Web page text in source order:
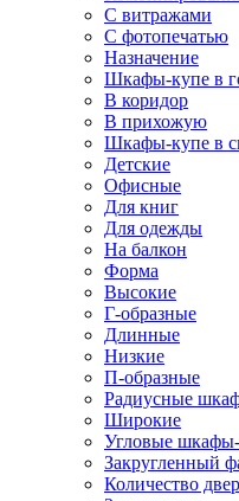
С витражами
С фотопечатью
Назначение
Шкафы-купе в
В коридор
В прихожую
Шкафы-купе в
Детские
Офисные
Для книг
Для одежды
На балкон
Форма
Высокие
Г-образные
Длинные
Низкие
П-образные
Радиусные
Широкие
Угловые
Закругленный
Количество